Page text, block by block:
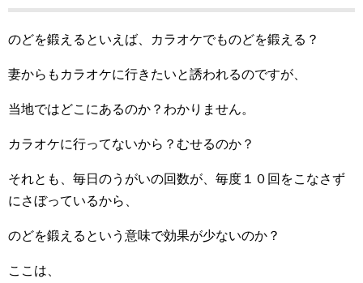
のどを鍛えるといえば、カラオケでものどを鍛える？
妻からもカラオケに行きたいと誘われるのですが、
当地ではどこにあるのか？わかりません。
カラオケに行ってないから？むせるのか？
それとも、毎日のうがいの回数が、毎度１０回をこなさず
にさぼっているから、
のどを鍛えるという意味で効果が少ないのか？
ここは、